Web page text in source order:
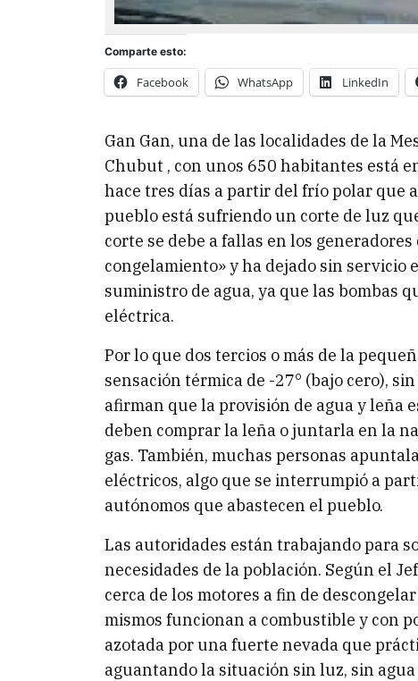
Comparte esto:
Facebook WhatsApp LinkedIn
Gan Gan, una de las localidades de la
Chubut , con unos 650 habitantes está
hace tres días a partir del frío polar que
pueblo está sufriendo un corte de luz
corte se debe a fallas en los
congelamiento» y ha dejado sin servicio
suministro de agua, ya que las bombas
eléctrica.
Por lo que dos tercios o más de la
sensación térmica de -27° (bajo cero),
afirman que la provisión de agua y leña
deben comprar la leña o juntarla en la
gas. También, muchas personas
eléctricos, algo que se interrumpió a
autónomos que abastecen el pueblo.
Las autoridades están trabajando para
necesidades de la población. Según el
cerca de los motores a fin de
mismos funcionan a combustible y con
azotada por una fuerte nevada que
aguantando la situación sin luz, sin